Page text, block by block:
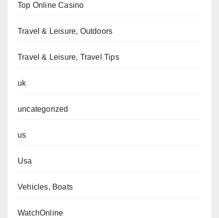
Top Online Casino
Travel & Leisure, Outdoors
Travel & Leisure, Travel Tips
uk
uncategorized
us
Usa
Vehicles, Boats
WatchOnline